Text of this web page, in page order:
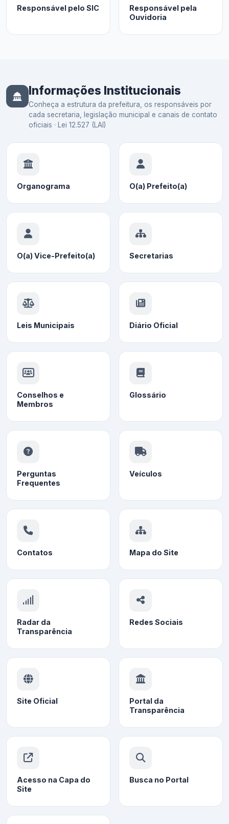
Responsável pelo SIC
Responsável pela
Ouvidoria
Informações Institucionais
Conheça a estrutura da prefeitura, os responsáveis por
cada secretaria, legislação municipal e canais de contato
oficiais · Lei 12.527 (LAI)
Organograma O(a) Prefeito(a)
O(a) Vice-Prefeito(a) Secretarias
Leis Municipais Diário Oficial
Conselhos e
Membros
Glossário
Perguntas
Frequentes
Veículos
Contatos Mapa do Site
Radar da
Transparência
Redes Sociais
Site Oficial
Portal da
Transparência
Acesso na Capa do
Site
Busca no Portal